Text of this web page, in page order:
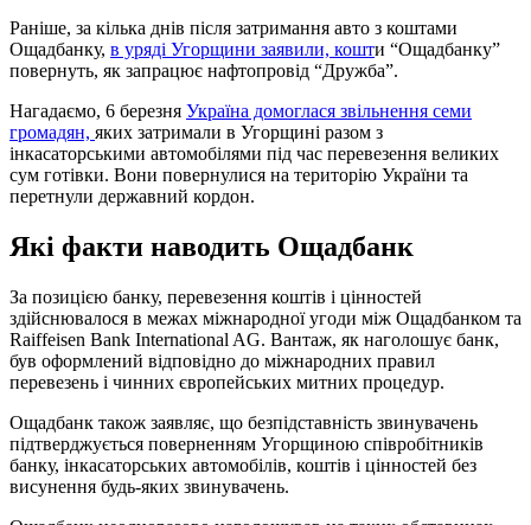
Раніше, за кілька днів після затримання авто з коштами
Ощадбанку, в уряді Угорщини заявили, кошти “Ощадбанку”
повернуть, як запрацює нафтопровід “Дружба”.
Нагадаємо, 6 березня Україна домоглася звільнення семи
громадян, яких затримали в Угорщині разом з
інкасаторськими автомобілями під час перевезення великих
сум готівки. Вони повернулися на територію України та
перетнули державний кордон.
Які факти наводить Ощадбанк
За позицією банку, перевезення коштів і цінностей
здійснювалося в межах міжнародної угоди між Ощадбанком та
Raiffeisen Bank International AG. Вантаж, як наголошує банк,
був оформлений відповідно до міжнародних правил
перевезень і чинних європейських митних процедур.
Ощадбанк також заявляє, що безпідставність звинувачень
підтверджується поверненням Угорщиною співробітників
банку, інкасаторських автомобілів, коштів і цінностей без
висунення будь-яких звинувачень.